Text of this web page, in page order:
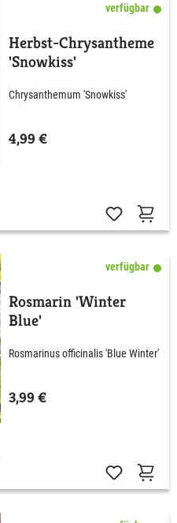
verfügbar
Herbst-Chrysantheme
'Snowkiss'
Chrysanthemum 'Snowkiss'
4,99 €
verfügbar
Rosmarin 'Winter
Blue'
Rosmarinus officinalis 'Blue Winter'
3,99 €